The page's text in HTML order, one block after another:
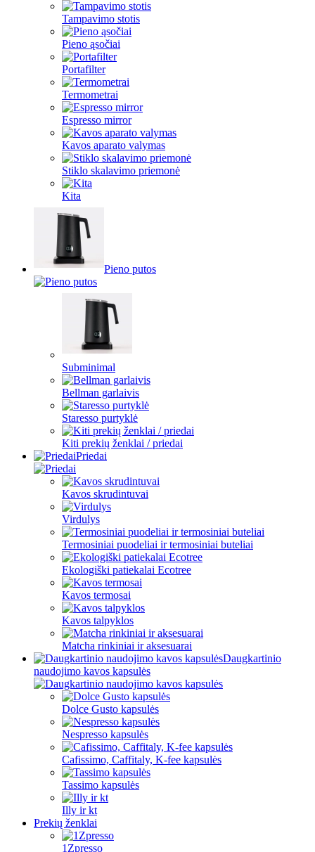
Tampavimo stotis
Pieno ąsočiai
Portafilter
Termometrai
Espresso mirror
Kavos aparato valymas
Stiklo skalavimo priemonė
Kita
Pieno putos
Subminimal
Bellman garlaivis
Staresso purtyklė
Kiti prekių ženklai / priedai
Priedai
Kavos skrudintuvai
Virdulys
Termosiniai puodeliai ir termosiniai buteliai
Ekologiški patiekalai Ecotree
Kavos termosai
Kavos talpyklos
Matcha rinkiniai ir aksesuarai
Daugkartinio
naudojimo kavos kapsulės
Dolce Gusto kapsulės
Nespresso kapsulės
Cafissimo, Caffitaly, K-fee kapsulės
Tassimo kapsulės
Illy ir kt
Prekių ženklai
1Zpresso